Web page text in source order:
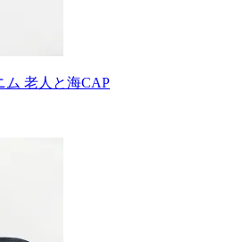
ム 老人と海CAP